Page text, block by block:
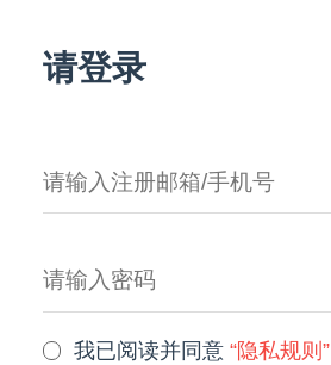
请登录
我已阅读并同意“隐私规则”